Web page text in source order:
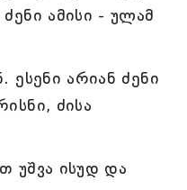
ამისი - ულამ
ესენი არიან ძენი
ძისა
უშვა ისუდ და